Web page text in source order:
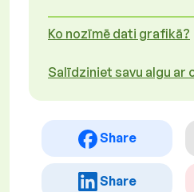
Ko nozīmē dati grafikā?
Salīdziniet savu algu ar
Share
Share